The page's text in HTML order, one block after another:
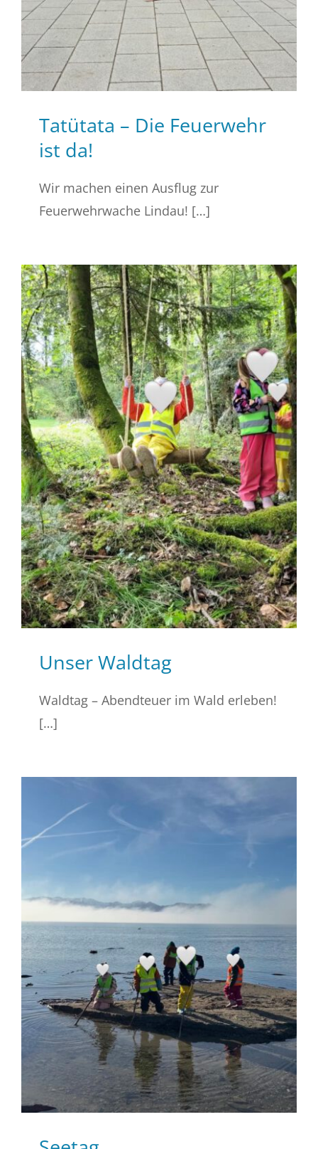
Tatütata – Die Feuerwehr
ist da!
Wir machen einen Ausflug zur
Feuerwehrwache Lindau! […]
Unser Waldtag
Waldtag – Abendteuer im Wald erleben!
[…]